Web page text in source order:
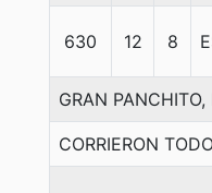
630 12 8
GRAN
CORRIERON